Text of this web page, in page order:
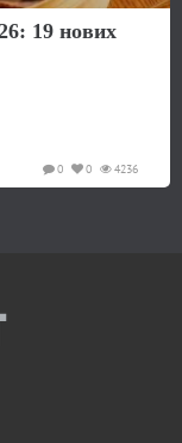
19 нових
4236
0
0